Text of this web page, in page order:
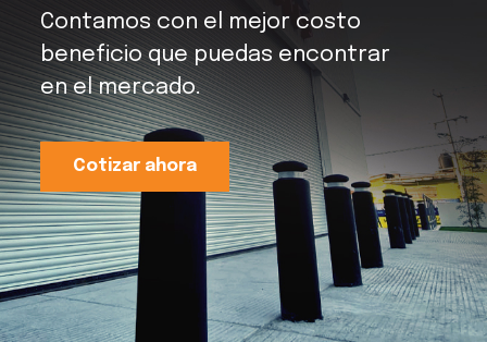
Contamos con el mejor costo
beneficio que puedas encontrar
en el mercado.
Cotizar ahora